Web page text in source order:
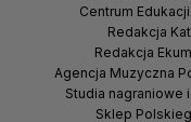
Centrum
Redakcja
Redakcja
Agencja Muzyczna
Studia nagraniowe
Sklep